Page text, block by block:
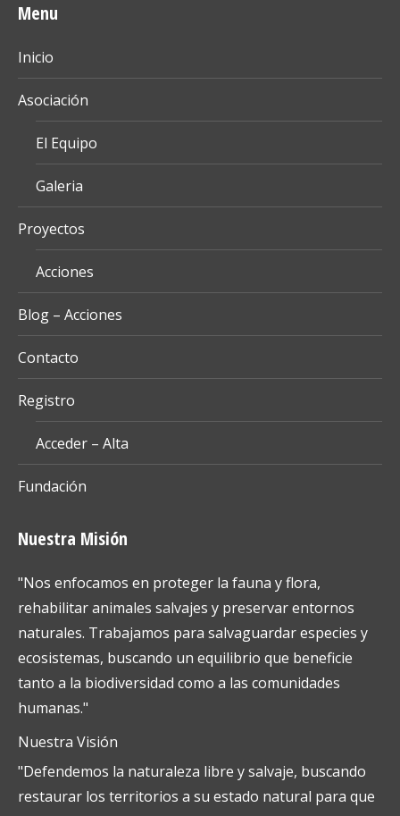
Menu
Inicio
Asociación
El Equipo
Galeria
Proyectos
Acciones
Blog – Acciones
Contacto
Registro
Acceder – Alta
Fundación
Nuestra Misión
"Nos enfocamos en proteger la fauna y flora,
rehabilitar animales salvajes y preservar entornos
naturales. Trabajamos para salvaguardar especies y
ecosistemas, buscando un equilibrio que beneficie
tanto a la biodiversidad como a las comunidades
humanas."
Nuestra Visión
"Defendemos la naturaleza libre y salvaje, buscando
restaurar los territorios a su estado natural para que